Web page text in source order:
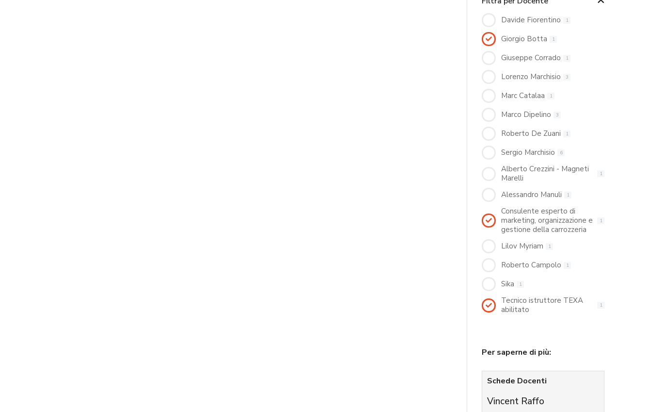
Davide Fiorentino 1
Giorgio Botta 1
Giuseppe Corrado 1
Lorenzo Marchisio 3
Marc Catalaa 1
Marco Dipelino 3
Roberto De Zuani 1
Sergio Marchisio 6
Alberto Crezzini - Magneti
Marelli
1
Alessandro Manuli 1
Consulente esperto di
marketing, organizzazione e
gestione della carrozzeria
1
Lilov Myriam 1
Roberto Campolo 1
Sika 1
Tecnico istruttore TEXA
abilitato
1
Per saperne di più:
Schede Docenti
Vincent Raffo